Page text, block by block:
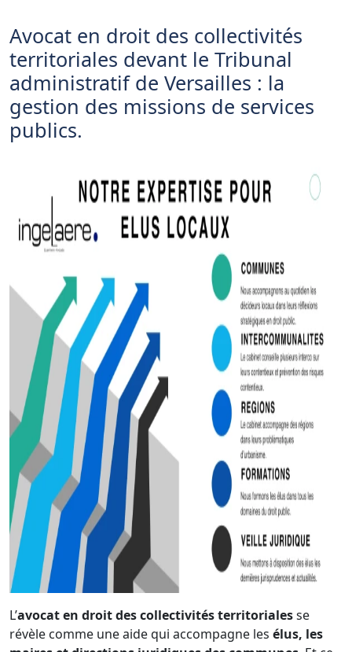
Avocat en droit des collectivités
territoriales devant le Tribunal
administratif de Versailles : la
gestion des missions de services
publics.
L’avocat en droit des collectivités territorialesse
révèle comme une aide qui accompagne les élus, les